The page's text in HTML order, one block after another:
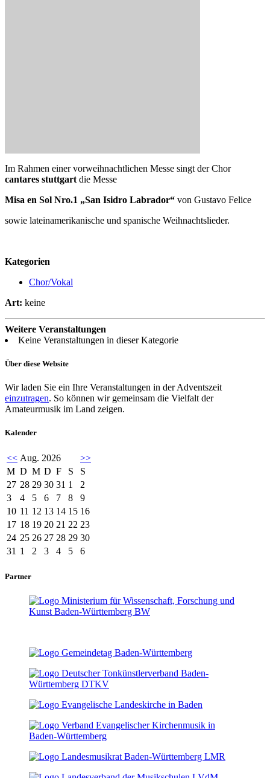
Im Rahmen einer vorweihnachtlichen Messe singt der Chor
cantares stuttgart die Messe
Misa en Sol Nro.1 „San Isidro Labrador“ von Gustavo Felice
sowie lateinamerikanische und spanische Weihnachtslieder.
Kategorien
Chor/Vokal
Art: keine
Weitere Veranstaltungen
Keine Veranstaltungen in dieser Kategorie
Über diese Website
Wir laden Sie ein Ihre Veranstaltungen in der Adventszeit
einzutragen. So können wir gemeinsam die Vielfalt der
Amateurmusik im Land zeigen.
Kalender
<< Aug. 2026
>>
M D M D F S
S
27 28 29 30 31 1
2
3
4 5 6 7 8
9
10 11 12 13 14 15 16
17 18 19 20 21 22 23
24 25 26 27 28 29 30
31 1 2 3 4 5 6
Partner